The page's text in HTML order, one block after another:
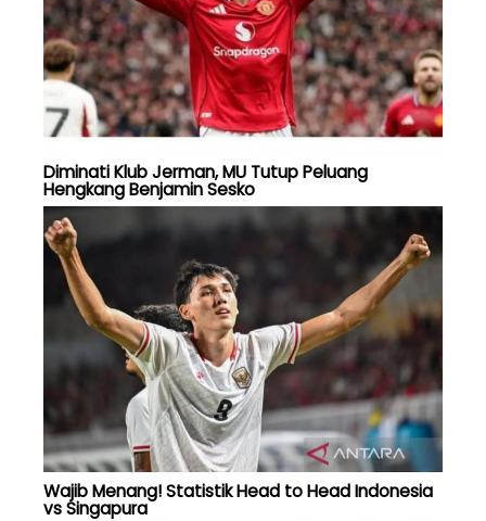
Diminati Klub Jerman, MU Tutup Peluang
Hengkang Benjamin Sesko
Wajib Menang! Statistik Head to Head Indonesia
vs Singapura